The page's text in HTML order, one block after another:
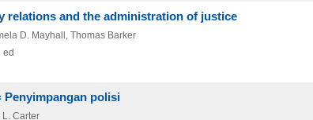
relations and the administration of justice
D. Mayhall, Thomas Barker
ed
Penyimpangan polisi
L. Carter